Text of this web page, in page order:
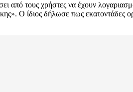
από τους χρήστες να έχουν
Ο ίδιος δήλωσε πως εκατοντάδες